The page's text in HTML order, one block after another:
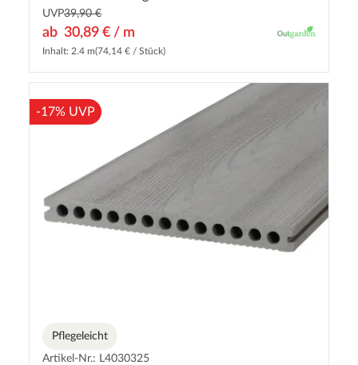
UVP39,90 €
ab 30,89 € / m
Inhalt: 2.4 m(74,14 € / Stück)
-17% UVP
Pflegeleicht
Artikel-Nr.: L4030325